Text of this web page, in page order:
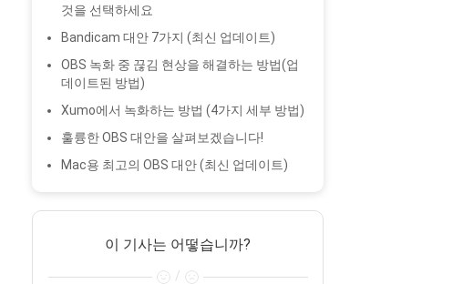
것을 선택하세요
Bandicam 대안 7가지 (최신 업데이트)
OBS 녹화 중 끊김 현상을 해결하는 방법(업
데이트된 방법)
Xumo에서 녹화하는 방법 (4가지 세부 방법)
훌륭한 OBS 대안을 살펴보겠습니다!
Mac용 최고의 OBS 대안 (최신 업데이트)
이 기사는 어떻습니까?
/